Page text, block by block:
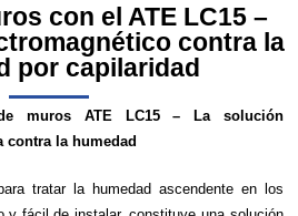
con el ATE LC15 –
contra la
por capilaridad
muros ATE LC15 – La solución
contra la humedad
tratar la humedad ascendente en los